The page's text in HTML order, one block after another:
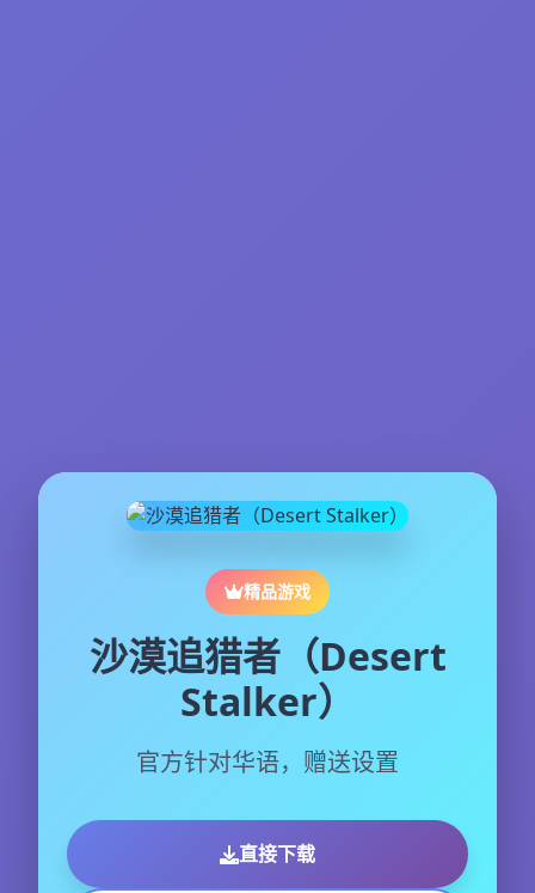
精品游戏
沙漠追猎者（Desert
Stalker）
官方针对华语，赠送设置
直接下载